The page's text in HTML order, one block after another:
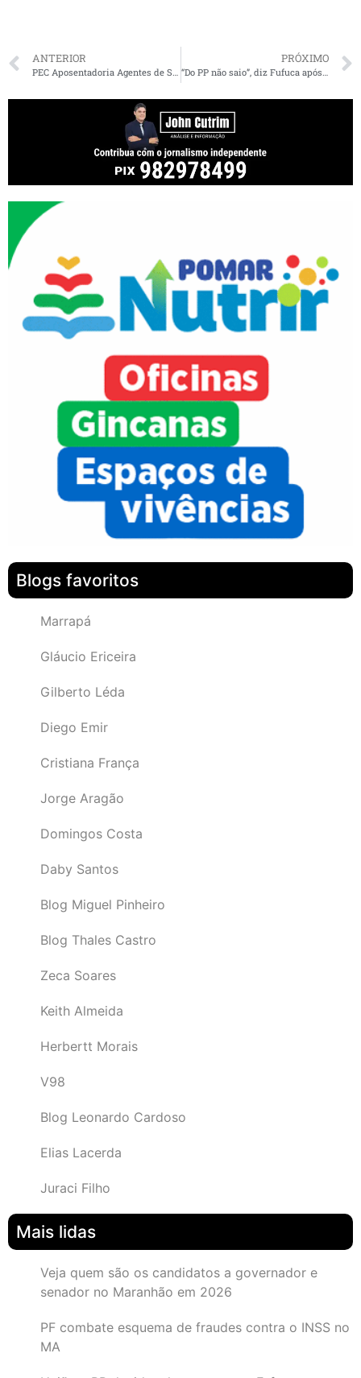
ANTERIOR PRÓXIMO
Blogs favoritos
Marrapá
Gláucio Ericeira
Gilberto Léda
Diego Emir
Cristiana França
Jorge Aragão
Domingos Costa
Daby Santos
Blog Miguel Pinheiro
Blog Thales Castro
Zeca Soares
Keith Almeida
Herbertt Morais
V98
Blog Leonardo Cardoso
Elias Lacerda
Juraci Filho
Mais lidas
Veja quem são os candidatos a governador e
senador no Maranhão em 2026
PF combate esquema de fraudes contra o INSS no
MA